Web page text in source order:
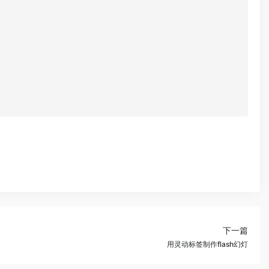
下一篇
用灵动标签制作flash幻灯